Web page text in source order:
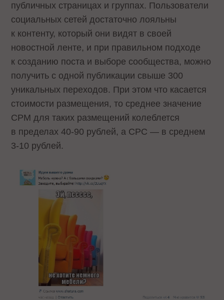
публичных страницах и группах. Пользователи
социальных сетей достаточно лояльны
к контенту, который они видят в своей
новостной ленте, и при правильном подходе
к созданию поста и выборе сообщества, можно
получить с одной публикации свыше 300
уникальных переходов. При этом что касается
стоимости размещения, то среднее значение
CPM для таких размещений колеблется
в пределах 40-90 рублей, а CPC — в среднем
3-10 рублей.